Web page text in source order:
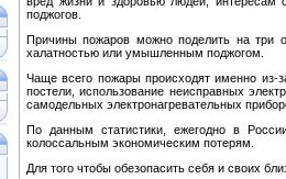
поджогов.
Причины пожаров можно поделить на три
халатностью или умышленным поджогом.
Чаще всего пожары происходят именно из-
постели, использование неисправных
самодельных электронагревательных
По данным статистики, ежегодно в
колоссальным экономическим потерям.
Для того чтобы обезопасить себя и своих